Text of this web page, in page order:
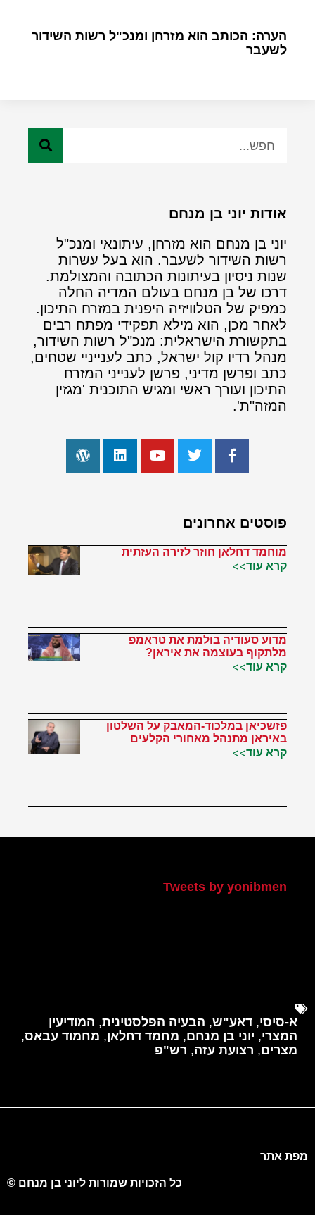
הערה: הכותב הוא מזרחן ומנכ"ל רשות השידור
לשעבר
אודות יוני בן מנחם
יוני בן מנחם הוא מזרחן, עיתונאי ומנכ"ל
רשות השידור לשעבר. הוא בעל עשרות
שנות ניסיון בעיתונות הכתובה והמצולמת.
דרכו של בן מנחם בעולם המדיה החלה
כמפיק של הטלוויזיה היפנית במזרח התיכון.
לאחר מכן, הוא מילא תפקידי מפתח רבים
בתקשורת הישראלית: מנכ"ל רשות השידור,
מנהל רדיו קול ישראל, כתב לענייניי שטחים,
כתב ופרשן מדיני, פרשן לענייני המזרח
התיכון ועורך ראשי ומגיש התוכנית 'מגזין
המזה"ת'.
פוסטים אחרונים
מוחמד דחלאן חוזר לזירה העזתית
קרא עוד>>
מדוע סעודיה בולמת את טראמפ
מלתקוף בעוצמה את איראן?
קרא עוד>>
פזשכיאן במלכוד-המאבק על השלטון
באיראן מתנהל מאחורי הקלעים
קרא עוד>>
Tweets by yonibmen
א-סיסי, דאע"ש, הבעיה הפלסטינית, המודיעין
המצרי, יוני בן מנחם, מחמד דחלאן, מחמוד עבאס,
מצרים, רצועת עזה, רש"פ
מפת אתר
כל הזכויות שמורות ליוני בן מנחם ©